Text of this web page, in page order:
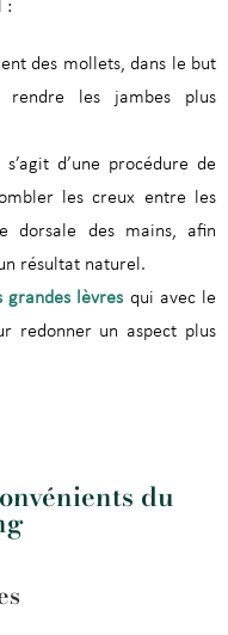
:
des mollets, dans le but
rendre les jambes plus
d’une procédure de
les creux entre les
dorsale des mains, afin
résultat naturel.
grandes lèvres qui avec le
redonner un aspect plus
du